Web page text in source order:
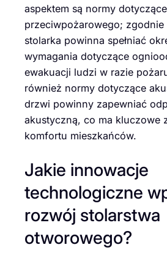
aspektem są normy
przeciwpożarowego; zgodnie
stolarka powinna spełniać
wymagania dotyczące
ewakuacji ludzi w razie
również normy dotyczące
drzwi powinny zapewniać
akustyczną, co ma kluczowe
komfortu mieszkańców.
Jakie innowacje
technologiczne
rozwój stolarstwa
otworowego?